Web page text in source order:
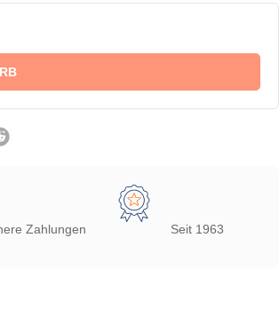
Zahlungen Seit 1963